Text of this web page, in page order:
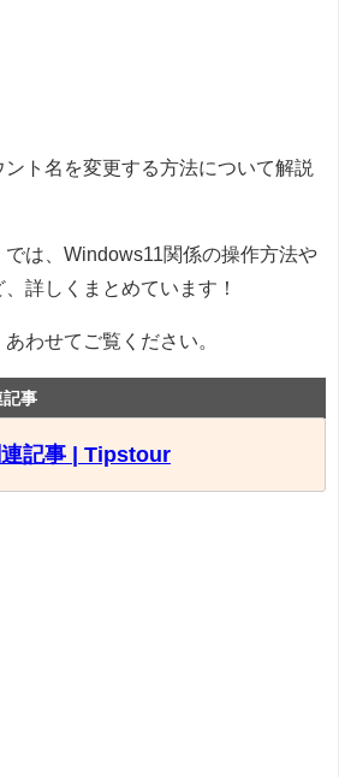
ント名を変更する方法について解説
では、Windows11関係の操作方法や
詳しくまとめています！
わせてご覧ください。
事
記事 | Tipstour